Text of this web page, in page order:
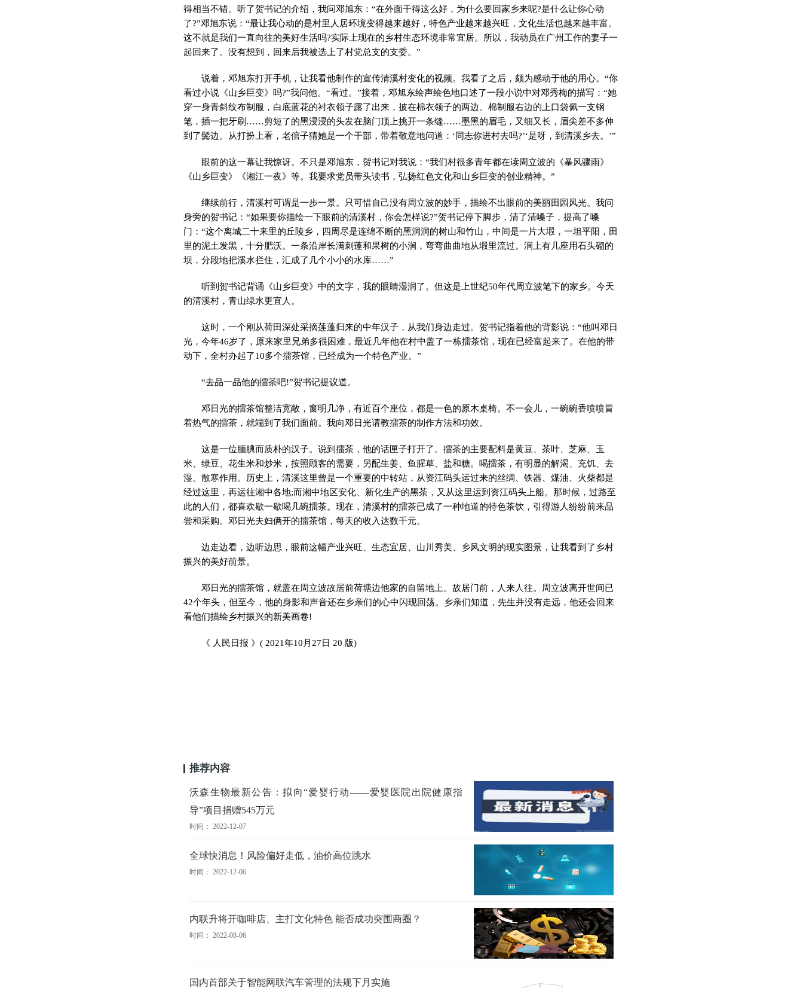
得相当不错。听了贺书记的介绍，我问邓旭东：“在外面干得这么好，为什么要回家乡来呢?是什么让你心动
了?”邓旭东说：“最让我心动的是村里人居环境变得越来越好，特色产业越来越兴旺，文化生活也越来越丰富。
这不就是我们一直向往的美好生活吗?实际上现在的乡村生态环境非常宜居。所以，我动员在广州工作的妻子一
起回来了。没有想到，回来后我被选上了村党总支的支委。”
说着，邓旭东打开手机，让我看他制作的宣传清溪村变化的视频。我看了之后，颇为感动于他的用心。“你
看过小说《山乡巨变》吗?”我问他。“看过。”接着，邓旭东绘声绘色地口述了一段小说中对邓秀梅的描写：“她
穿一身青斜纹布制服，白底蓝花的衬衣领子露了出来，披在棉衣领子的两边。棉制服右边的上口袋佩一支钢
笔，插一把牙刷……剪短了的黑浸浸的头发在脑门顶上挑开一条缝……墨黑的眉毛，又细又长，眉尖差不多伸
到了鬓边。从打扮上看，老倌子猜她是一个干部，带着敬意地问道：‘同志你进村去吗?’‘是呀，到清溪乡去。’”
眼前的这一幕让我惊讶。不只是邓旭东，贺书记对我说：“我们村很多青年都在读周立波的《暴风骤雨》
《山乡巨变》《湘江一夜》等。我要求党员带头读书，弘扬红色文化和山乡巨变的创业精神。”
继续前行，清溪村可谓是一步一景。只可惜自己没有周立波的妙手，描绘不出眼前的美丽田园风光。我问
身旁的贺书记：“如果要你描绘一下眼前的清溪村，你会怎样说?”贺书记停下脚步，清了清嗓子，提高了嗓
门：“这个离城二十来里的丘陵乡，四周尽是连绵不断的黑洞洞的树山和竹山，中间是一片大塅，一坦平阳，田
里的泥土发黑，十分肥沃。一条沿岸长满刺蓬和果树的小涧，弯弯曲曲地从塅里流过。涧上有几座用石头砌的
坝，分段地把溪水拦住，汇成了几个小小的水库……”
听到贺书记背诵《山乡巨变》中的文字，我的眼睛湿润了。但这是上世纪50年代周立波笔下的家乡。今天
的清溪村，青山绿水更宜人。
这时，一个刚从荷田深处采摘莲蓬归来的中年汉子，从我们身边走过。贺书记指着他的背影说：“他叫邓日
光，今年46岁了，原来家里兄弟多很困难，最近几年他在村中盖了一栋擂茶馆，现在已经富起来了。在他的带
动下，全村办起了10多个擂茶馆，已经成为一个特色产业。”
“去品一品他的擂茶吧!”贺书记提议道。
邓日光的擂茶馆整洁宽敞，窗明几净，有近百个座位，都是一色的原木桌椅。不一会儿，一碗碗香喷喷冒
着热气的擂茶，就端到了我们面前。我向邓日光请教擂茶的制作方法和功效。
这是一位腼腆而质朴的汉子。说到擂茶，他的话匣子打开了。擂茶的主要配料是黄豆、茶叶、芝麻、玉
米、绿豆、花生米和炒米，按照顾客的需要，另配生姜、鱼腥草、盐和糖。喝擂茶，有明显的解渴、充饥、去
湿、散寒作用。历史上，清溪这里曾是一个重要的中转站，从资江码头运过来的丝绸、铁器、煤油、火柴都是
经过这里，再运往湘中各地;而湘中地区安化、新化生产的黑茶，又从这里运到资江码头上船。那时候，过路至
此的人们，都喜欢歇一歇喝几碗擂茶。现在，清溪村的擂茶已成了一种地道的特色茶饮，引得游人纷纷前来品
尝和采购。邓日光夫妇俩开的擂茶馆，每天的收入达数千元。
边走边看，边听边思，眼前这幅产业兴旺、生态宜居、山川秀美、乡风文明的现实图景，让我看到了乡村
振兴的美好前景。
邓日光的擂茶馆，就盖在周立波故居前荷塘边他家的自留地上。故居门前，人来人往。周立波离开世间已
42个年头，但至今，他的身影和声音还在乡亲们的心中闪现回荡。乡亲们知道，先生并没有走远，他还会回来
看他们描绘乡村振兴的新美画卷!
《 人民日报 》( 2021年10月27日 20 版)
推荐内容
沃森生物最新公告：拟向“爱婴行动——爱婴医院出院健康指
导”项目捐赠545万元
时间： 2022-12-07
全球快消息！风险偏好走低，油价高位跳水
时间： 2022-12-06
内联升将开咖啡店、主打文化特色 能否成功突围商圈？
时间： 2022-08-06
国内首部关于智能网联汽车管理的法规下月实施